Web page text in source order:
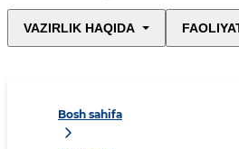
VAZIRLIK HAQIDA
Bosh sahifa